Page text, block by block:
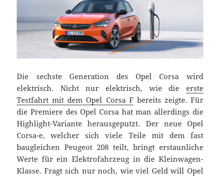
Die sechste Generation des Opel Corsa wird
elektrisch. Nicht nur elektrisch, wie die erste
Testfahrt mit dem Opel Corsa Fbereits zeigte. Für
die Premiere des Opel Corsa hat man allerdings die
Highlight-Variante herausgeputzt. Der neue Opel
Corsa-e, welcher sich viele Teile mit dem fast
baugleichen Peugeot 208 teilt, bringt erstaunliche
Werte für ein Elektrofahrzeug in die Kleinwagen-
Klasse. Fragt sich nur noch, wie viel Geld will Opel